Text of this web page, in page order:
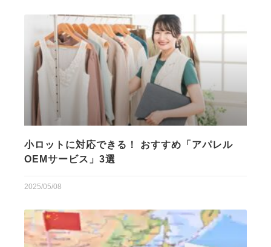
小ロットに対応できる！ おすすめ「アパレル
OEMサービス」3選
2025/05/08